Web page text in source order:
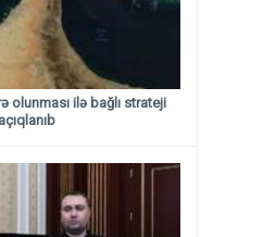
olunması ilə bağlı strateji